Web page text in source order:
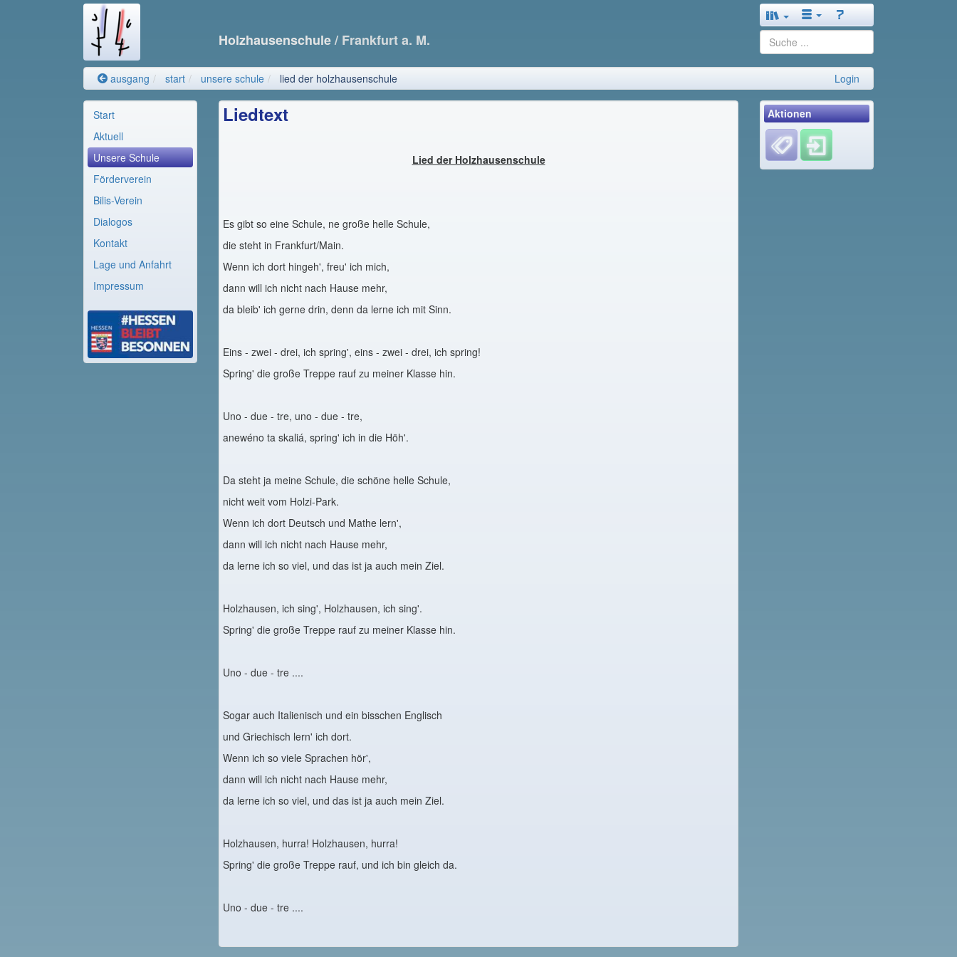
Holzhausenschule/ Frankfurt a. M.
ausgang start unsere schule lied der holzhausenschule Login
Start
Aktuell
Unsere Schule
Förderverein
Bilis-Verein
Dialogos
Kontakt
Lage und Anfahrt
Impressum
Liedtext
Lied der Holzhausenschule
Es gibt so eine Schule, ne große helle Schule,
die steht in Frankfurt/Main.
Wenn ich dort hingeh', freu' ich mich,
dann will ich nicht nach Hause mehr,
da bleib' ich gerne drin, denn da lerne ich mit Sinn.
Eins - zwei - drei, ich spring', eins - zwei - drei, ich spring!
Spring' die große Treppe rauf zu meiner Klasse hin.
Uno - due - tre, uno - due - tre,
anewéno ta skaliá, spring' ich in die Höh'.
Da steht ja meine Schule, die schöne helle Schule,
nicht weit vom Holzi-Park.
Wenn ich dort Deutsch und Mathe lern',
dann will ich nicht nach Hause mehr,
da lerne ich so viel, und das ist ja auch mein Ziel.
Holzhausen, ich sing', Holzhausen, ich sing'.
Spring' die große Treppe rauf zu meiner Klasse hin.
Uno - due - tre ....
Sogar auch Italienisch und ein bisschen Englisch
und Griechisch lern' ich dort.
Wenn ich so viele Sprachen hör',
dann will ich nicht nach Hause mehr,
da lerne ich so viel, und das ist ja auch mein Ziel.
Holzhausen, hurra! Holzhausen, hurra!
Spring' die große Treppe rauf, und ich bin gleich da.
Uno - due - tre ....
Aktionen